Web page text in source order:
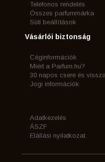
Telefonos rendelés
Összes parfummárka
Süti beállítások
Vásárlói biztonság
Céginformációk
Miért a Parfum.hu?
30 napos csere és
Jogi információk
Adatkezelés
ÁSZF
Elállási nyilatkozat